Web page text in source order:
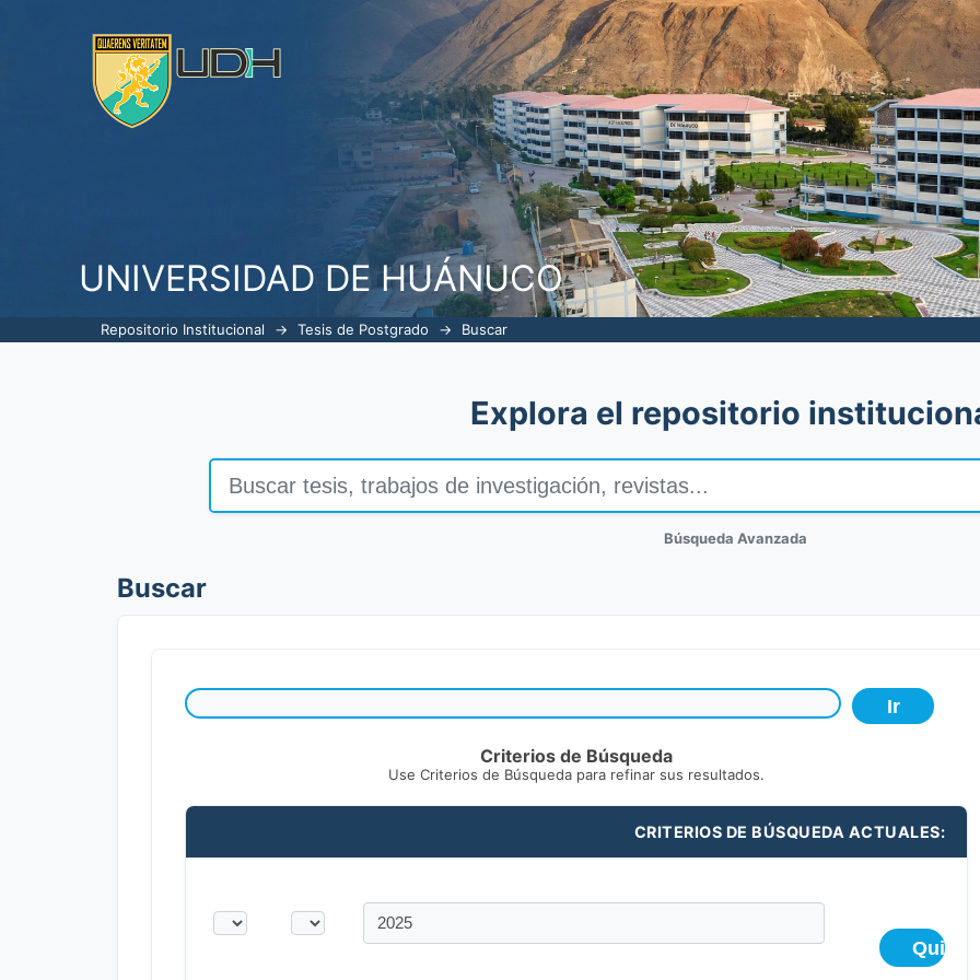
UNIVERSIDAD DE HUÁNUCO
Repositorio Institucional → Tesis de Postgrado → Buscar
Explora el repositorio
Búsqueda Avanzada
Buscar
Criterios de Búsqueda
Use Criterios de Búsqueda para refinar sus resultados.
CRITERIOS DE BÚSQUEDA ACTUALES: